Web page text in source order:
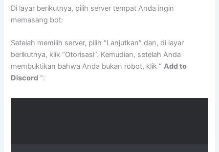
Di layar berikutnya, pilih server tempat Anda ingin
memasang bot:
Setelah memilih server, pilih “Lanjutkan” dan, di layar
berikutnya, klik “Otorisasi”. Kemudian, setelah Anda
membuktikan bahwa Anda bukan robot, klik ”Add to
Discord “: